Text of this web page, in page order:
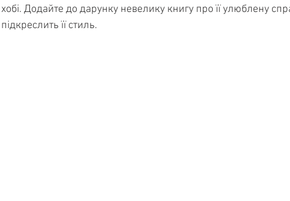
хобі. Додайте до дарунку невелику книгу про її улюблену
підкреслить її стиль.